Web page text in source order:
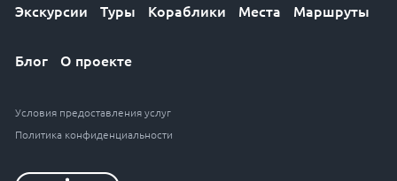
Экскурсии Туры Кораблики Места Маршруты
Блог О проекте
Условия предоставления услуг
Политика конфиденциальности